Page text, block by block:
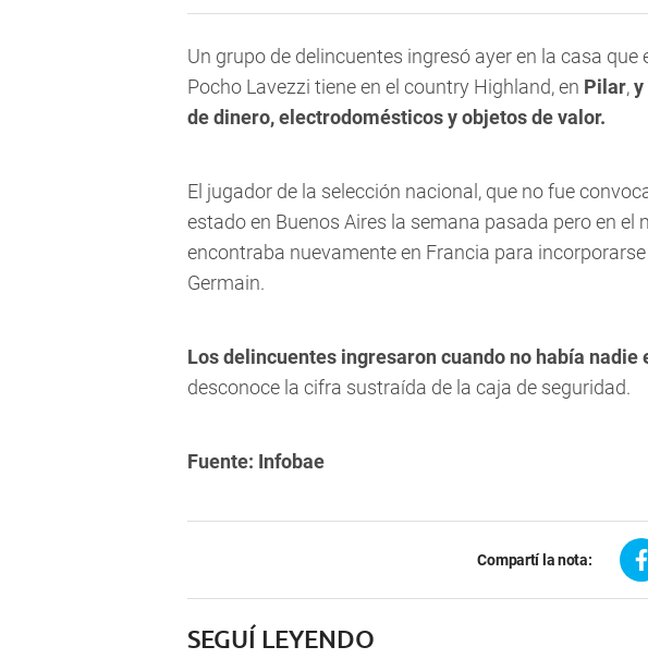
Un grupo de delincuentes ingresó ayer en la casa que
Pocho Lavezzi tiene en el country Highland, en Pilar,y
de dinero, electrodomésticos y objetos de valor.
El jugador de la selección nacional, que no fue
estado en Buenos Aires la semana pasada pero en el
encontraba nuevamente en Francia para
Germain.
Los delincuentes ingresaron cuando no había nadie
desconoce la cifra sustraída de la caja de seguridad.
Fuente: Infobae
Compartí la nota:
SEGUÍ LEYENDO